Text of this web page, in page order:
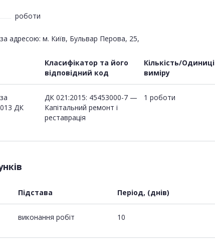
роботи
адресою: м. Київ, Бульвар Перова, 25,
Класифікатор та його
відповідний код
Кількість/Одиниці
виміру
ДК
ДК 021:2015: 45453000-7 —
Капітальний ремонт і
реставрація
1 роботи
Підстава Період, (днів)
виконання робіт 10